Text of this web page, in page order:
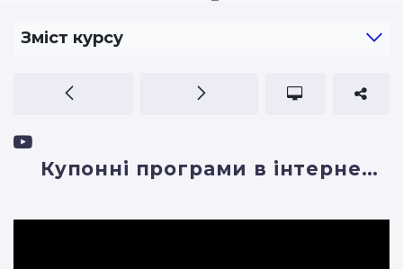
Зміст курсу
Купонні програми в інтернет-магазині